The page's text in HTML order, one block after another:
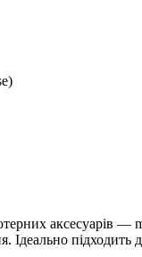
аксесуарів —
Ідеально